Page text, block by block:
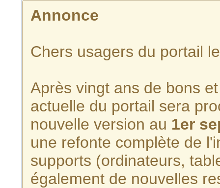
Annonce
Chers usagers du portail
Après vingt ans de bons
actuelle du portail sera
nouvelle version au 1er
une refonte complète de
supports (ordinateurs,
également de nouvelles